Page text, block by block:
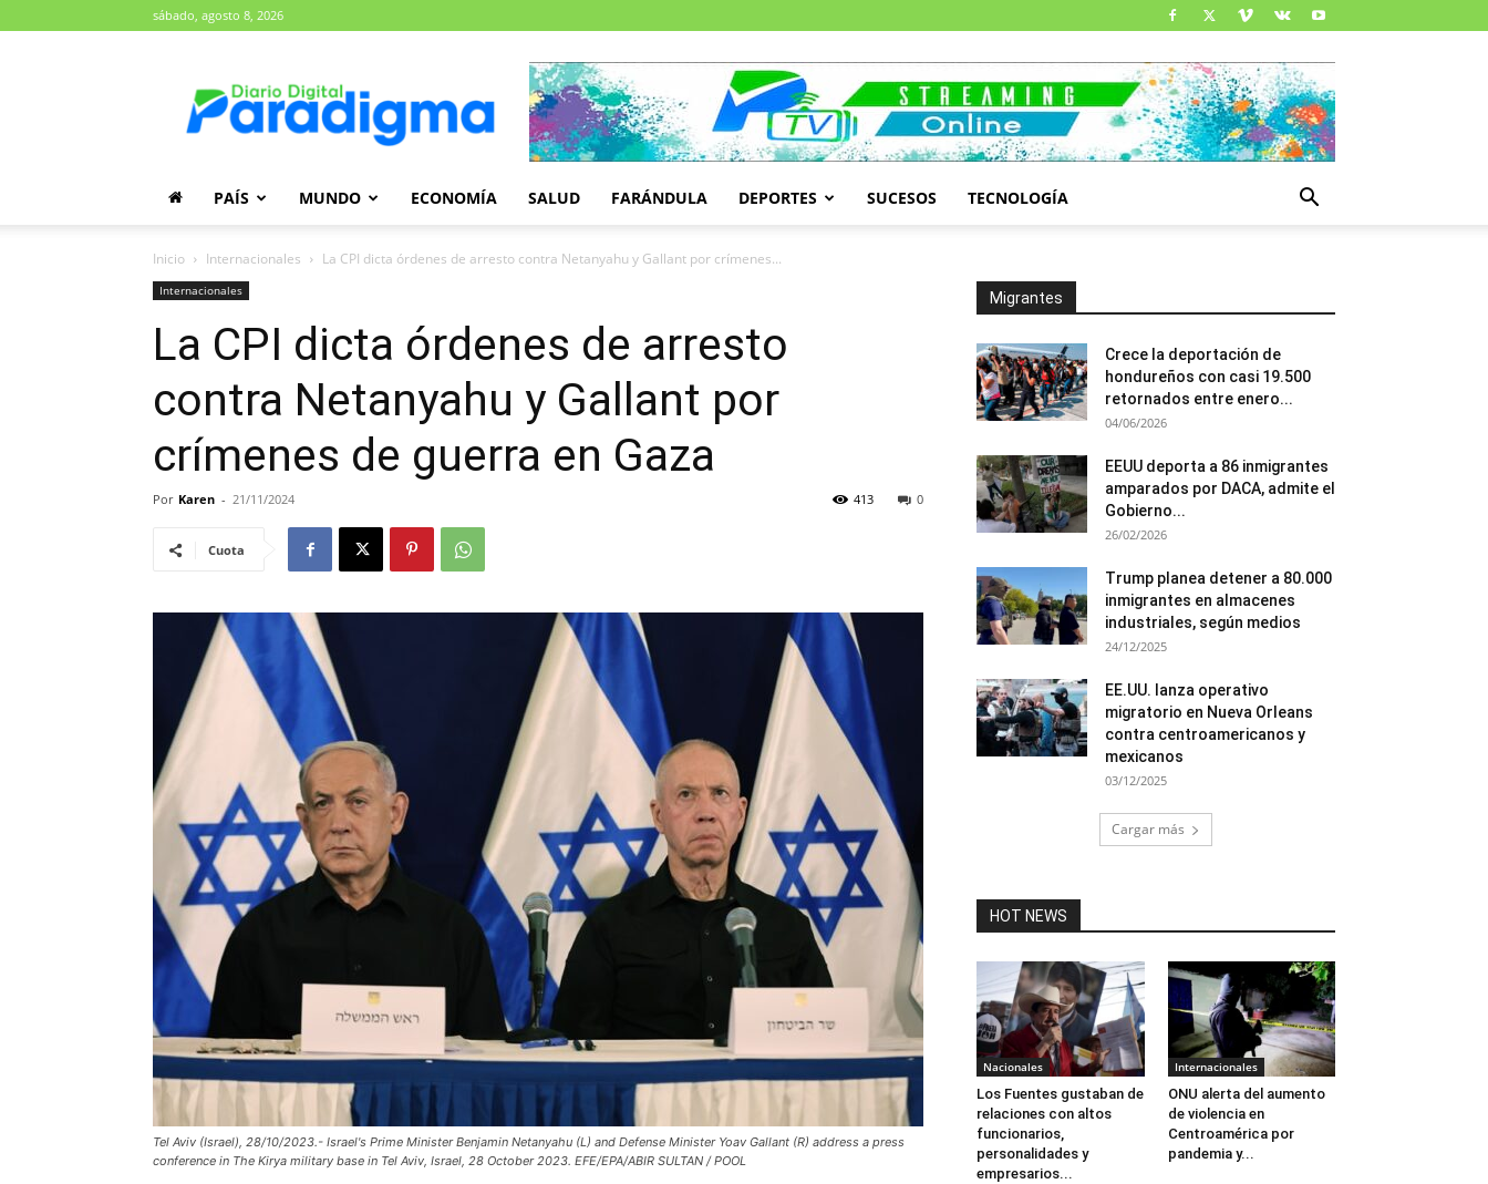
sábado, agosto 8, 2026
Paradigma
PAÍS MUNDO ECONOMÍA SALUD FARÁNDULA DEPORTES SUCESOS TECNOLOGÍA
Inicio Internacionales La CPI dicta órdenes de arresto contra Netanyahu y Gallant por crímenes...
Internacionales
La CPI dicta órdenes de arresto
contra Netanyahu y Gallant por
crímenes de guerra en Gaza
Por Karen - 21/11/2024 0
413
Cuota
Tel Aviv (Israel), 28/10/2023.- Israel's Prime Minister Benjamin Netanyahu (L) and Defense Minister Yoav Gallant (R) address a press
conference in The Kirya military base in Tel Aviv, Israel, 28 October 2023. EFE/EPA/ABIR SULTAN / POOL
Migrantes
Crece la deportación de
hondureños con casi 19.500
retornados entre enero...
04/06/2026
EEUU deporta a 86 inmigrantes
amparados por DACA, admite el
Gobierno...
26/02/2026
Trump planea detener a 80.000
inmigrantes en almacenes
industriales, según medios
24/12/2025
EE.UU. lanza operativo
migratorio en Nueva Orleans
contra centroamericanos y
mexicanos
03/12/2025
Cargar más
HOT NEWS
Nacionales
Los Fuentes gustaban de
relaciones con altos
funcionarios,
personalidades y
empresarios...
Internacionales
ONU alerta del aumento
de violencia en
Centroamérica por
pandemia y...